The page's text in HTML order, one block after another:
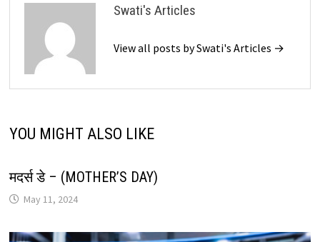
Swati's Articles
View all posts by Swati's Articles →
YOU MIGHT ALSO LIKE
मदर्स डे – (MOTHER’S DAY)
May 11, 2024